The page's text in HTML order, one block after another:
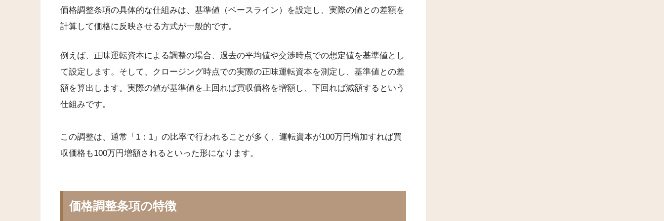
価格調整条項の具体的な仕組みは、基準値（ベースライン）を設定し、実際の値との差額を
計算して価格に反映させる方式が一般的です。
例えば、正味運転資本による調整の場合、過去の平均値や交渉時点での想定値を基準値とし
て設定します。そして、クロージング時点での実際の正味運転資本を測定し、基準値との差
額を算出します。実際の値が基準値を上回れば買収価格を増額し、下回れば減額するという
仕組みです。
この調整は、通常「1：1」の比率で行われることが多く、運転資本が100万円増加すれば買
収価格も100万円増額されるといった形になります。
価格調整条項の特徴